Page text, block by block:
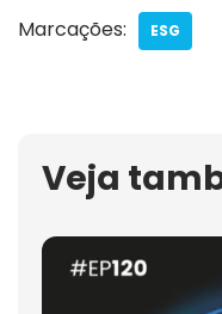
Marcações: ESG
Veja